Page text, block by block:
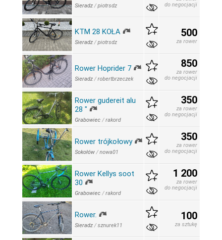
Sieradz /piotrsdz
do negocjacji
KTM 28 KOŁA
Sieradz /piotrsdz
500
za rower
Rower Hoprider 7
Sieradz /robertbrzeczek
850
za rower
do negocjacji
Rower gudereit alu
28 "
Grabowiec /rakord
350
za rower
do negocjacji
Rower trójkołowy
Sokołów /nowa01
350
za rower
do negocjacji
Rower Kellys soot
30
Grabowiec /rakord
1 200
za rower
do negocjacji
Rower.
Sieradz /sznurek11
100
za sztukę